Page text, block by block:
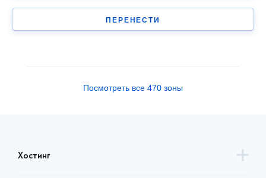
ПЕРЕНЕСТИ
Посмотреть все 470 зоны
Хостинг